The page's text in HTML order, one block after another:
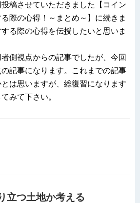
稿させていただきました【コイン
際の心得！～まとめ～】に続きま
る際の心得を伝授したいと思いま
側視点からの記事でしたが、今回
記事になります。これまでの記事
は思いますが、総復習になります
みて下さい。
立つ土地か考える